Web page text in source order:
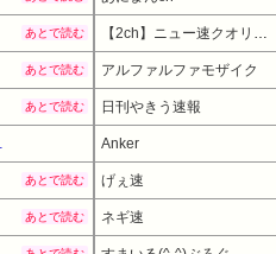
あとで読む
あとで読む アルファルファモザイク
あとで読む 日刊やきう速報
1890円→ 1390円 （19:30時点）
Anker
あとで読む げぇ速
あとで読む ネギ速